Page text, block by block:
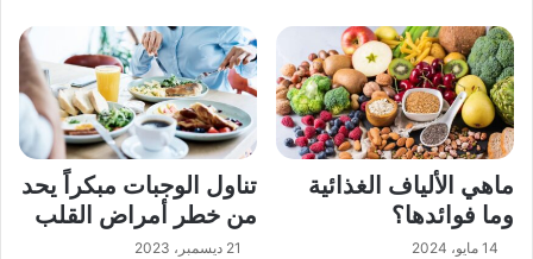
ماهي الألياف الغذائية
وما فوائدها؟
14 مايو، 2024
تناول الوجبات مبكراً يحد
من خطر أمراض القلب
21 ديسمبر، 2023